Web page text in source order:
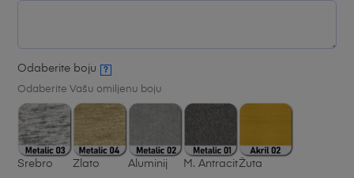
Odaberite boju ?
Odaberite Vašu omiljenu boju
Srebro Zlato Aluminij M. AntracitŽuta